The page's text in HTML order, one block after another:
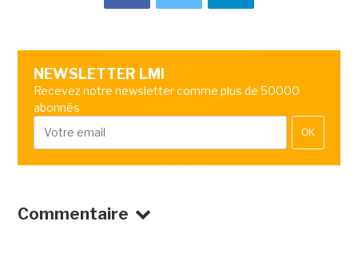
NEWSLETTER LMI
Recevez notre newsletter comme plus de 50000
abonnés
OK
Commentaire